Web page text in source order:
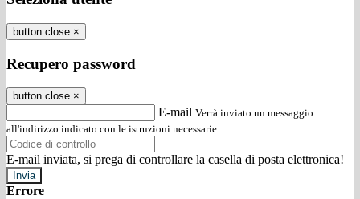
button close ×
Recupero password
button close ×
E-mail Verrà inviato un messaggio
all'indirizzo indicato con le istruzioni necessarie.
E-mail inviata, si prega di controllare la casella di posta elettronica!
Errore